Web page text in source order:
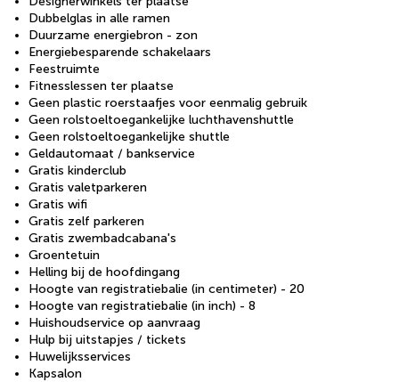
Dubbelglas in alle ramen
Duurzame energiebron - zon
Energiebesparende schakelaars
Feestruimte
Fitnesslessen ter plaatse
Geen plastic roerstaafjes voor eenmalig gebruik
Geen rolstoeltoegankelijke luchthavenshuttle
Geen rolstoeltoegankelijke shuttle
Geldautomaat / bankservice
Gratis kinderclub
Gratis valetparkeren
Gratis wifi
Gratis zelf parkeren
Gratis zwembadcabana's
Groentetuin
Helling bij de hoofdingang
Hoogte van registratiebalie (in centimeter) - 20
Hoogte van registratiebalie (in inch) - 8
Huishoudservice op aanvraag
Hulp bij uitstapjes / tickets
Huwelijksservices
Kapsalon